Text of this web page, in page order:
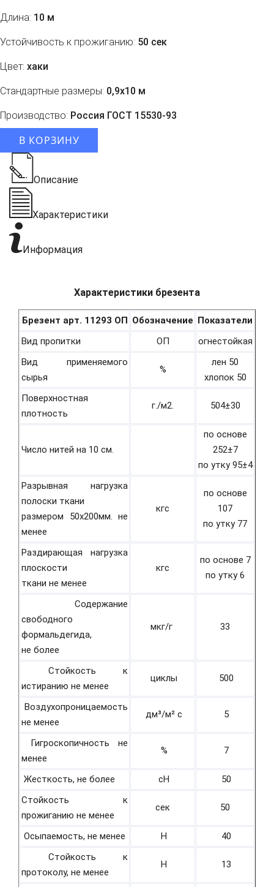
Длина: 10 м
Устойчивость к прожиганию: 50 сек
Цвет: хаки
Стандартные размеры: 0,9х10 м
Производство: Россия ГОСТ 15530-93
В КОРЗИНУ
Описание
Характеристики
Информация
Характеристики брезента
Брезент арт. 11293 ОП Обозначение Показатели
Вид пропитки
ОП
огнестойкая
Вид применяемого
сырья
%
лен 50
хлопок 50
Поверхностная
плотность
г./м2. 504±30
Число нитей на 10 см.
по основе
252±7
по утку 95±4
Разрывная нагрузка
полоски ткани
размером 50х200мм. не
менее
кгс
по основе
107
по утку 77
Раздирающая нагрузка
плоскости
ткани не менее
кгс
по основе 7
по утку 6
Содержание
свободного
формальдегида,
не более
мкг/г 33
Стойкость к
истиранию не менее
циклы 500
Воздухопроницаемость
не менее
дм³/м² с 5
Гигроскопичность не
менее
% 7
Жесткость, не более cH
50
Стойкость к
прожиганию не менее
сек 50
Осыпаемость, не менее H
40
Стойкость к
протоколу, не менее
H 13